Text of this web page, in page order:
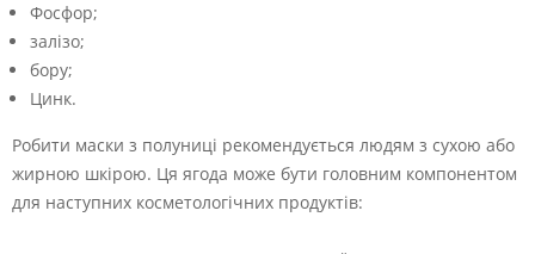
Фосфор;
залізо;
бору;
Цинк.
Робити маски з полуниці рекомендується людям з сухою або
жирною шкірою. Ця ягода може бути головним компонентом
для наступних косметологічних продуктів: